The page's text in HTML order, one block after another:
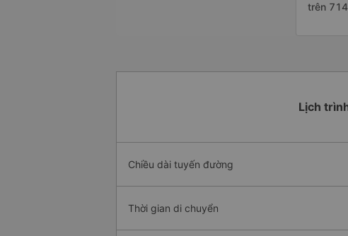
trên
Lịch
Chiều dài tuyến đường
Thời gian di chuyển